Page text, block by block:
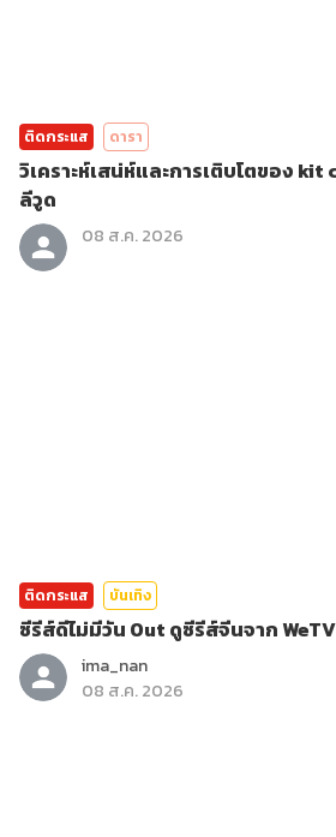
ติดกระแส ดารา
วิเคราะห์เสน่ห์และการเติบโตของ
ลีวูด
08 ส.ค. 2026
ติดกระแส บันเทิง
ซีรีส์ดีไม่มีวัน Out ดูซีรีส์จีนจาก
ima_nan
08 ส.ค. 2026